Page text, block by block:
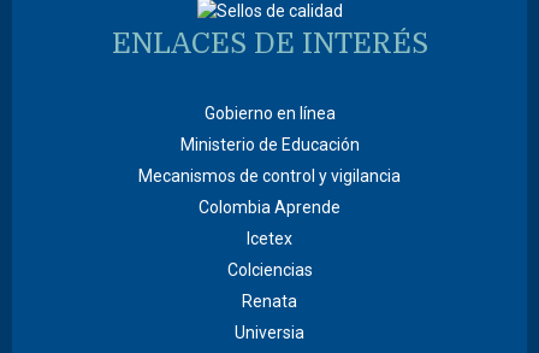
ENLACES DE INTERÉS
Gobierno en línea
Ministerio de Educación
Mecanismos de control y vigilancia
Colombia Aprende
Icetex
Colciencias
Renata
Universia